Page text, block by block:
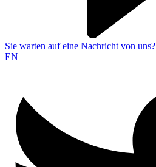
Sie warten auf eine Nachricht von uns?
EN